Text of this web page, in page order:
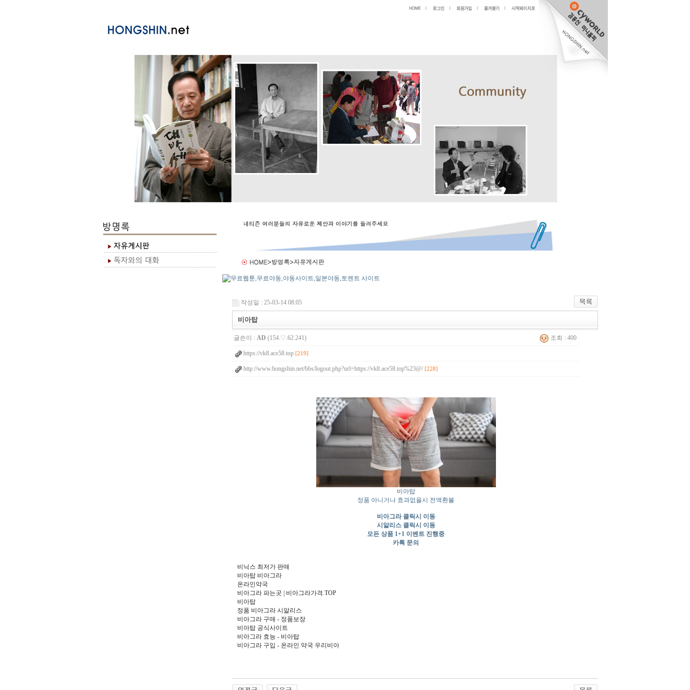
작성일 : 25-03-14 08:05
비아탑
글쓴이 : AD (154.♡.62.241) 조회 : 400
https://vk8.ace58.top [219]
http://www.hongshin.net/bbs/logout.php?url=https://vk8.ace58.top%23@/ [228]
비아탑
정품 아니거나 효과없을시 전액환불
비아그라 클릭시 이동
시알리스 클릭시 이동
모든 상품 1+1 이벤트 진행중
카톡 문의
비닉스 최저가 판매
비아탑 비아그라
온라인약국
비아그라 파는곳 | 비아그라가격.TOP
비아탑
정품 비아그라 시알리스
비아그라 구매 - 정품보장
비아탑 공식사이트
비아그라 효능 - 비아탑
비아그라 구입 - 온라인 약국 우리비아